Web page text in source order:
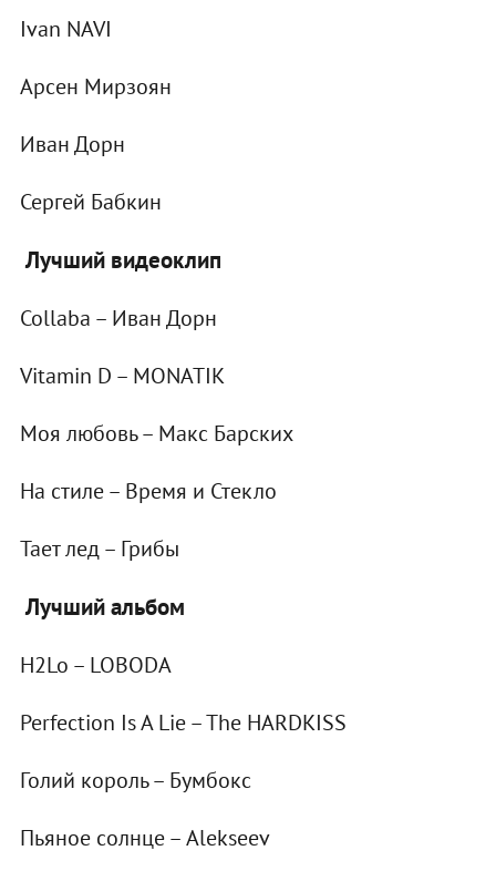
Ivan NAVI
Арсен Мирзоян
Иван Дорн
Сергей Бабкин
Лучший видеоклип
Collaba – Иван Дорн
Vitamin D – MONATIK
Моя любовь – Макс Барских
На стиле – Время и Стекло
Тает лед – Грибы
Лучший альбом
H2Lo – LOBODA
Perfection Is A Lie – The HARDKISS
Голий король – Бумбокс
Пьяное солнце – Alekseev